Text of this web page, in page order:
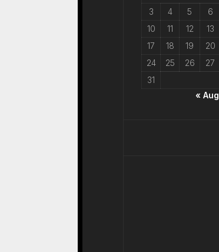
3
4 5 6
10
11 12 13
17
18 19 20
24
25 26 27
31
« Aug